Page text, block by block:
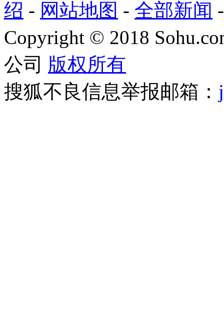
绍 - 网站地图 - 全部新闻
Copyright © 2018
公司 版权所有
搜狐不良信息举报邮箱：